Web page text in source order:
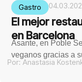
Gastro
El mejor
en Barcelona
Asante, en Poble
veganos gracias a
Por:Anastasia